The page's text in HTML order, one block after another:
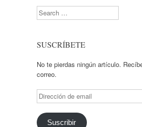
Search
SUSCRÍBETE
No te pierdas ningún artículo.
correo.
Dirección
de
email
Suscribir